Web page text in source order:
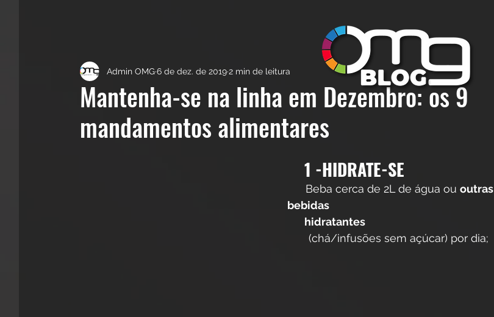
Mantenha-se na linha em Dezembro: os 9
mandamentos alimentares
Admin OMG6 de dez. de 20192 min de leitura
1 -HIDRATE-SE
      Beba cerca de 2L de água ou
outras
bebidas
       hidratantes
       (chá/infusões sem açúcar) por dia;